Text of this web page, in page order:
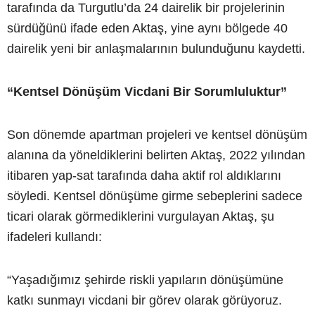
tarafında da Turgutlu’da 24 dairelik bir projelerinin
sürdüğünü ifade eden Aktaş, yine aynı bölgede 40
dairelik yeni bir anlaşmalarının bulunduğunu kaydetti.
“Kentsel Dönüşüm Vicdani Bir Sorumluluktur”
Son dönemde apartman projeleri ve kentsel dönüşüm
alanına da yöneldiklerini belirten Aktaş, 2022 yılından
itibaren yap-sat tarafında daha aktif rol aldıklarını
söyledi. Kentsel dönüşüme girme sebeplerini sadece
ticari olarak görmediklerini vurgulayan Aktaş, şu
ifadeleri kullandı:
“Yaşadığımız şehirde riskli yapıların dönüşümüne
katkı sunmayı vicdani bir görev olarak görüyoruz.